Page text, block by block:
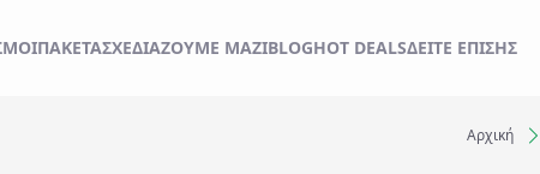
ΤΟ ΤΑΞΙΔΙ ΣΑΣ ΑΠΟ
ΠΑΚΕΤΑΣΧΕΔΙΆΖΟΥΜΕ ΜΑΖΊBLOGHOT DEALSΔΕΊΤΕ ΕΠΊΣΗΣ
Αρχική